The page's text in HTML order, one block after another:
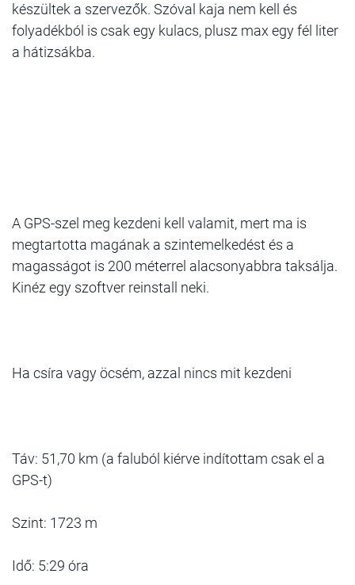
készültek a szervezők. Szóval kaja nem kell és
folyadékból is csak egy kulacs, plusz max egy fél liter
a hátizsákba.
A GPS-szel meg kezdeni kell valamit, mert ma is
megtartotta magának a szintemelkedést és a
magasságot is 200 méterrel alacsonyabbra taksálja.
Kinéz egy szoftver reinstall neki.
Ha csíra vagy öcsém, azzal nincs mit kezdeni
Táv: 51,70 km (a faluból kiérve indítottam csak el a
GPS-t)
Szint: 1723 m
Idő: 5:29 óra